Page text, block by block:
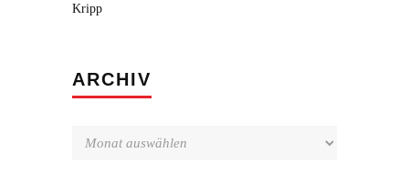
Kripp
ARCHIV